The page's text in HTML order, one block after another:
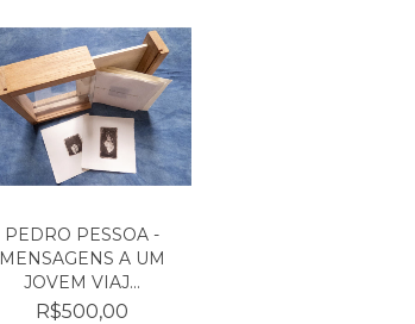
PEDRO PESSOA -
MENSAGENS A UM
JOVEM VIAJ...
R$500,00